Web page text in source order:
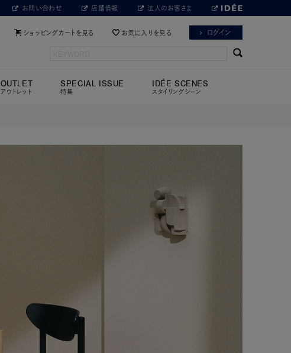
お問い合わせ 店舗情報 法人のお客さま
ショッピングカートを見る お気に入りを見る ログイン
OUTLET
アウトレット
SPECIAL ISSUE
特集
IDÉE SCENES
スタイリングシーン